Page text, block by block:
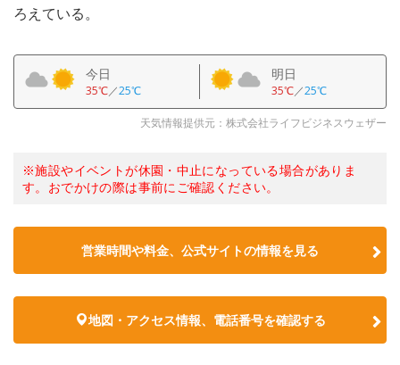
ろえている。
今日
35℃／25℃
明日
35℃／25℃
天気情報提供元：株式会社ライフビジネスウェザー
※施設やイベントが休園・中止になっている場合がありま
す。おでかけの際は事前にご確認ください。
営業時間や料金、公式サイトの情報を見る
地図・アクセス情報、電話番号を確認する